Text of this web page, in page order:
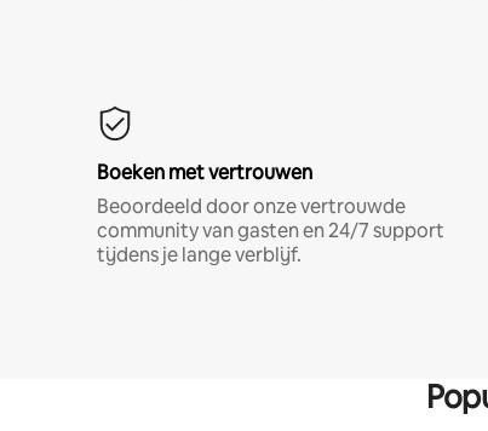
Boeken met vertrouwen
Beoordeeld door onze vertrouwde
community van gasten en 24/7 support
tijdens je lange verblijf.